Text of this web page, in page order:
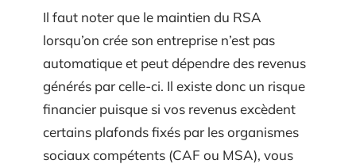
Il faut noter que le maintien du RSA
lorsqu’on crée son entreprise n’est pas
automatique et peut dépendre des revenus
générés par celle-ci. Il existe donc un risque
financier puisque si vos revenus excèdent
certains plafonds fixés par les organismes
sociaux compétents (CAF ou MSA), vous